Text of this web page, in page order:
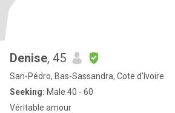
Denise, 45
San-Pédro, Bas-Sassandra, Cote d'Ivoire
Seeking: Male 40 - 60
Véritable amour